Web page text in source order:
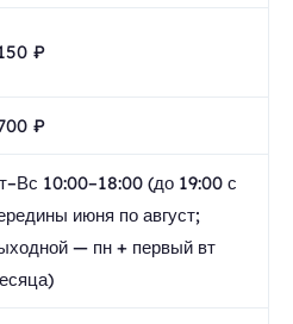
₽
₽
10:00–18:00 (до 19:00 с
июня по август;
— пн + первый вт